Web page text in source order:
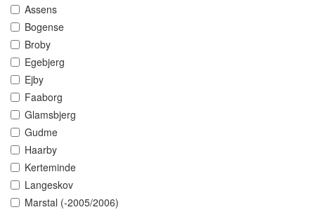
Assens
Bogense
Broby
Egebjerg
Ejby
Faaborg
Glamsbjerg
Gudme
Haarby
Kerteminde
Langeskov
Marstal (-2005/2006)